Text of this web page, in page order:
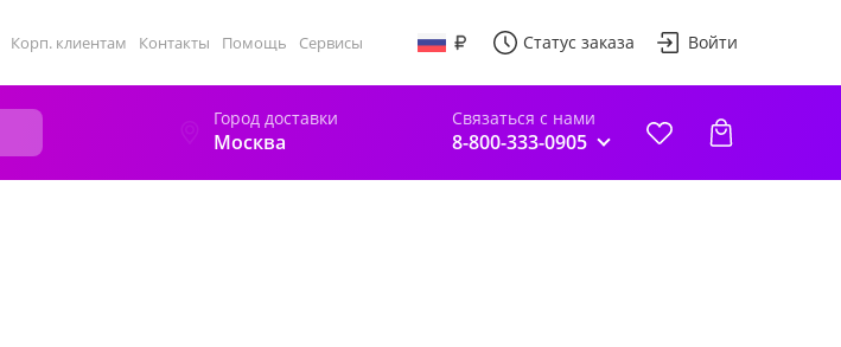
Корп. клиентам Контакты Помощь Сервисы Статус заказа Войти
Город доставки
Москва
Связаться с нами
8-800-333-0905